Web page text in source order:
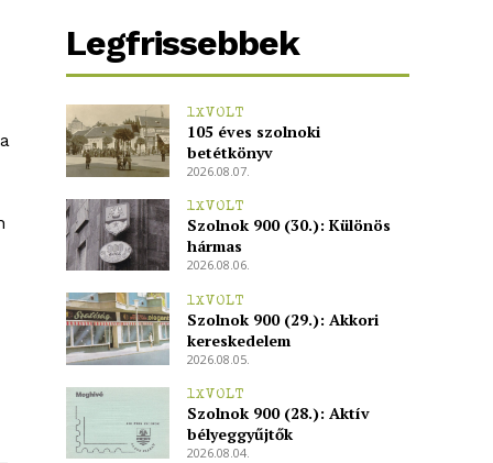
Legfrissebbek
1XVOLT
105 éves szolnoki
betétkönyv
2026.08.07.
1XVOLT
Szolnok 900 (30.): Különös
hármas
2026.08.06.
1XVOLT
Szolnok 900 (29.): Akkori
kereskedelem
2026.08.05.
1XVOLT
Szolnok 900 (28.): Aktív
bélyeggyűjtők
2026.08.04.